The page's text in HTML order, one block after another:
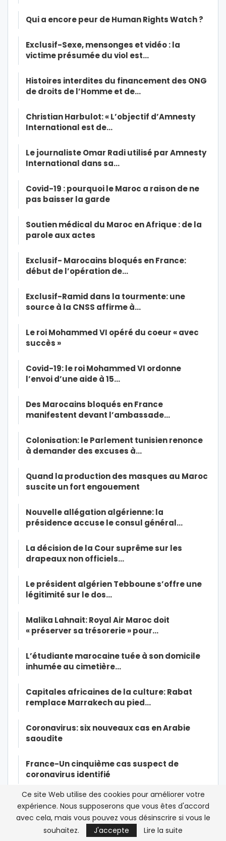
Qui a encore peur de Human Rights Watch ?
Exclusif-Sexe, mensonges et vidéo : la
victime présumée du viol est…
Histoires interdites du financement des ONG
de droits de l’Homme et de…
Christian Harbulot: « L’objectif d’Amnesty
International est de…
Le journaliste Omar Radi utilisé par Amnesty
International dans sa…
Covid-19 : pourquoi le Maroc a raison de ne
pas baisser la garde
Soutien médical du Maroc en Afrique : de la
parole aux actes
Exclusif- Marocains bloqués en France:
début de l’opération de…
Exclusif-Ramid dans la tourmente: une
source à la CNSS affirme à…
Le roi Mohammed VI opéré du coeur « avec
succès »
Covid-19: le roi Mohammed VI ordonne
l’envoi d’une aide à 15…
Des Marocains bloqués en France
manifestent devant l’ambassade…
Colonisation: le Parlement tunisien renonce
à demander des excuses à…
Quand la production des masques au Maroc
suscite un fort engouement
Nouvelle allégation algérienne: la
présidence accuse le consul général…
La décision de la Cour suprême sur les
drapeaux non officiels…
Le président algérien Tebboune s’offre une
légitimité sur le dos…
Malika Lahnait: Royal Air Maroc doit
« préserver sa trésorerie » pour…
L’étudiante marocaine tuée à son domicile
inhumée au cimetière…
Capitales africaines de la culture: Rabat
remplace Marrakech au pied…
Coronavirus: six nouveaux cas en Arabie
saoudite
France-Un cinquième cas suspect de
coronavirus identifié
Première transmission du nouveau
coronavirus d’un malade à des…
Le Coronavirus menace le Haj
Ce site Web utilise des cookies pour améliorer votre
expérience. Nous supposerons que vous êtes d'accord
avec cela, mais vous pouvez vous désinscrire si vous le
souhaitez.
J'accepte Lire la suite